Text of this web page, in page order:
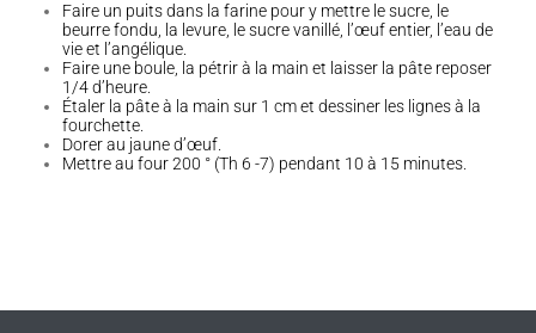
Faire un puits dans la farine pour y mettre le sucre, le
beurre fondu, la levure, le sucre vanillé, l’œuf entier, l’eau de
vie et l’angélique.
Faire une boule, la pétrir à la main et laisser la pâte reposer
1/4 d’heure.
Étaler la pâte à la main sur 1 cm et dessiner les lignes à la
fourchette.
Dorer au jaune d’œuf.
Mettre au four 200 ° (Th 6 -7) pendant 10 à 15 minutes.